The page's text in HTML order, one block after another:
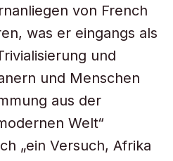
von French
was er eingangs als
und
und Menschen
aus der
Welt“
„ein Versuch, Afrika